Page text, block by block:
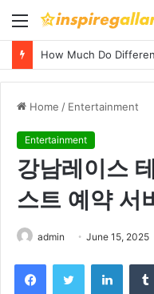
Menu
Home / Entertainment
Entertainment
강남레이스
스트 예약 서
admin June 15, 2025
FacebookTwitter